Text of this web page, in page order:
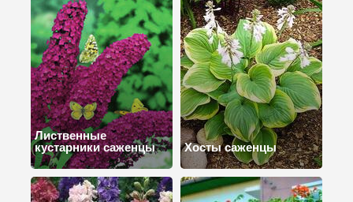
Лиственные
кустарники саженцы
Хосты саженцы